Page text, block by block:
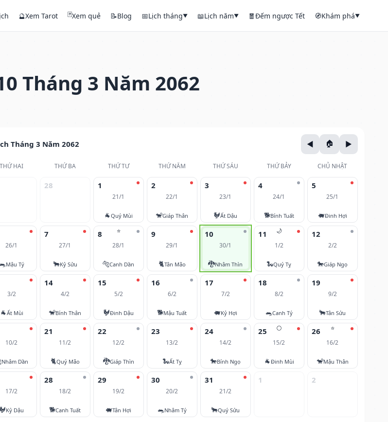
🔮Xem Tarot 🃏Xem quẻ 📝Blog 📅Lịch tháng▼ 📖Lịch năm▼ 🧧Đếm ngược Tết 🧭Khám phá▼
Tháng 3 Năm 2062
Tháng 3 Năm 2062
THỨ HAI THỨ BA THỨ TƯ THỨ NĂM THỨ SÁU THỨ BẢY CHỦ NHẬT
28 1
21/1
🐐Quý Mùi
2
22/1
🐒Giáp Thân
3
23/1
🐓Ất Dậu
4
24/1
🐕Bính Tuất
5
25/1
🐖Đinh Hợi
26/1
Mậu Tý
7
27/1
🐂Kỷ Sửu
⭐
8
28/1
🐅Canh Dần
9
29/1
🐈Tân Mão
10
30/1
🐉Nhâm Thìn
🌙
11
1/2
🐍Quý Tỵ
12
2/2
🐎Giáp Ngọ
3/2
🐐Ất Mùi
14
4/2
🐒Bính Thân
15
5/2
🐓Đinh Dậu
16
6/2
🐕Mậu Tuất
17
7/2
🐖Kỷ Hợi
18
8/2
🐀Canh Tý
19
9/2
🐂Tân Sửu
10/2
Nhâm Dần
21
11/2
🐈Quý Mão
22
12/2
🐉Giáp Thìn
23
13/2
🐍Ất Tỵ
24
14/2
🐎Bính Ngọ
🌕
25
15/2
🐐Đinh Mùi
⭐
26
16/2
🐒Mậu Thân
17/2
🐓Kỷ Dậu
28
18/2
🐕Canh Tuất
29
19/2
🐖Tân Hợi
30
20/2
🐀Nhâm Tý
31
21/2
🐂Quý Sửu
1 2